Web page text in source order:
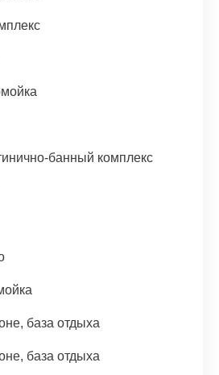
банный комплекс
база отдыха
база отдыха